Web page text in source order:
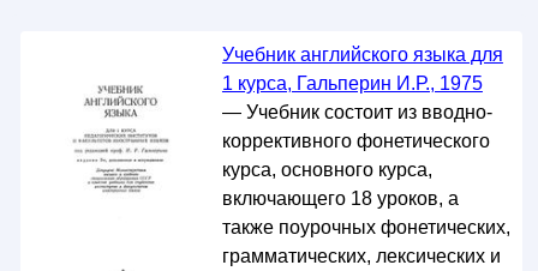
Учебник английского языка для
1 курса, Гальперин И.Р., 1975
— Учебник состоит из вводно-
коррективного фонетического
курса, основного курса,
включающего 18 уроков, а
также поурочных фонетических,
грамматических, лексических и